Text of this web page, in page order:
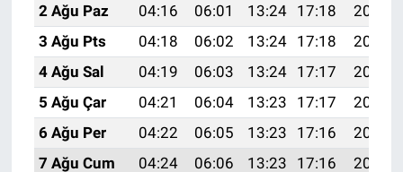
2 Ağu Paz
04:16 06:01 13:24 17:18
20:36
3 Ağu Pts
04:18 06:02 13:24 17:18
20:35
4 Ağu Sal
04:19 06:03 13:24 17:17
20:34
5 Ağu Çar
04:21 06:04 13:23 17:17
20:33
6 Ağu Per
04:22 06:05 13:23 17:16
20:32
7 Ağu Cum
04:24 06:06 13:23 17:16
20:30